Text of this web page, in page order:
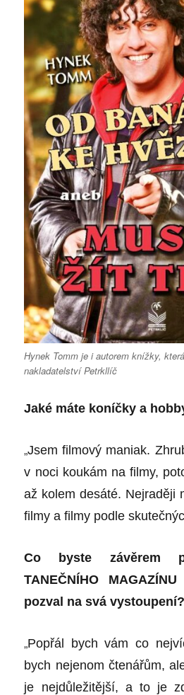
Hynek Tomm je i autorem knížky,
nakladatelství Petrkllíč
Jaké máte koníčky a
„Jsem filmový maniak.
v noci koukám na filmy,
až kolem desáté. Nejraději
filmy a filmy podle
Co byste závěrem
TANEČNÍHO
pozval na svá vystoupení?
„Popřál bych vám co
bych nejenom čtenářům,
je nejdůležitější, a to je